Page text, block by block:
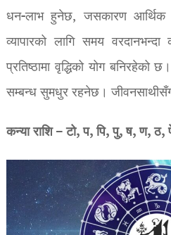
धन-लाभ हुनेछ, जसकारण
व्यापारको लागि समय
प्रतिष्ठामा वृद्धिको योग बनिरहेको
सम्बन्ध सुमधुर रहनेछ। जीवनसाथीसँग
कन्या राशि – टो, प, पि, पु, ष, ण,